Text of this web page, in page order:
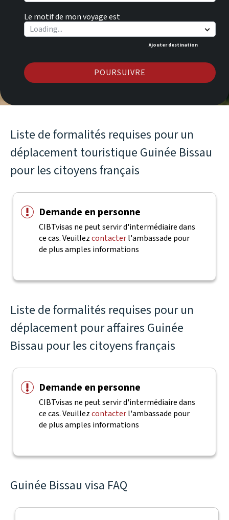
Le motif de mon voyage est
Ajouter destination
POURSUIVRE
Liste de formalités requises pour un
déplacement touristique Guinée Bissau
pour les citoyens français
Demande en personne
CIBTvisas ne peut servir d'intermédiaire dans
ce cas. Veuillezcontacterl'ambassade pour
de plus amples informations
Liste de formalités requises pour un
déplacement pour affaires Guinée
Bissau pour les citoyens français
Demande en personne
CIBTvisas ne peut servir d'intermédiaire dans
ce cas. Veuillezcontacterl'ambassade pour
de plus amples informations
Guinée Bissau visa FAQ